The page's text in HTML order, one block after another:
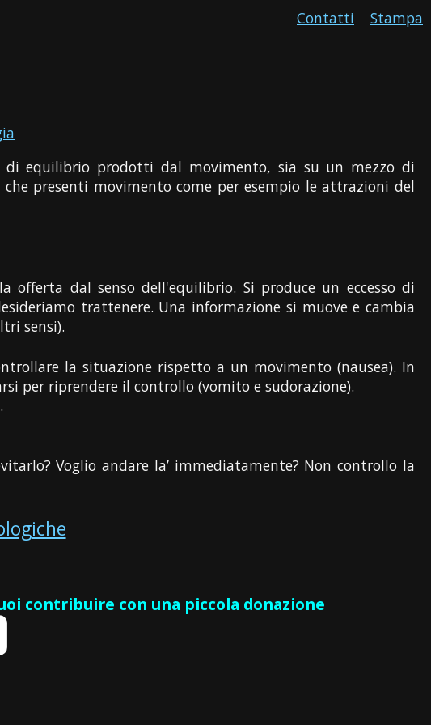
Stampa
Contatti
di equilibrio prodotti dal movimento, sia su un mezzo di
presenti movimento come per esempio le attrazioni del
offerta dal senso dell'equilibrio. Si produce un eccesso di
trattenere. Una informazione si muove e cambia
sensi).
la situazione rispetto a un movimento (nausea). In
per riprendere il controllo (vomito e sudorazione).
Voglio andare la’ immediatamente? Non controllo la
contribuire con una piccola donazione